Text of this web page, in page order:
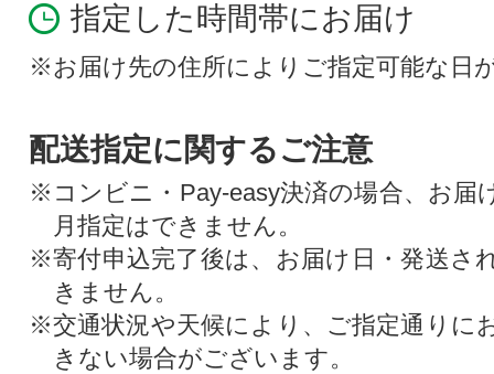
指定した時間帯にお届け
※お届け先の住所によりご指定可能な日
配送指定に関するご注意
※コンビニ・Pay-easy決済の場合、お届
月指定はできません。
※寄付申込完了後は、お届け日・発送さ
きません。
※交通状況や天候により、ご指定通りに
きない場合がございます。